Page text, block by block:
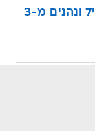
עוברים עכשיו לוואלה מובייל ונהנים מ-3